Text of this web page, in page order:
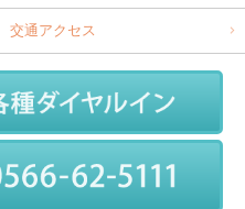
交通アクセス